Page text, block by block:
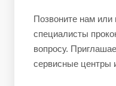
Позвоните нам
специалисты
вопросу.
сервисные центры